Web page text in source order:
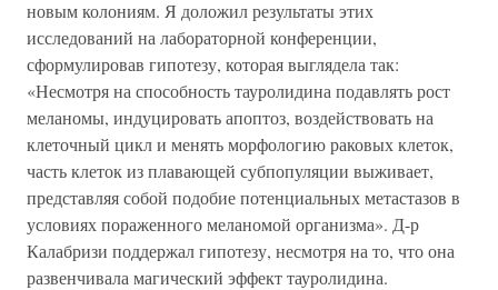
новым колониям. Я доложил результаты этих
исследований на лабораторной конференции,
сформулировав гипотезу, которая выглядела так:
«Несмотря на способность тауролидина подавлять рост
меланомы, индуцировать апоптоз, воздействовать на
клеточный цикл и менять морфологию раковых клеток,
часть клеток из плавающей субпопуляции выживает,
представляя собой подобие потенциальных метастазов в
условиях пораженного меланомой организма». Д-р
Калабризи поддержал гипотезу, несмотря на то, что она
развенчивала магический эффект тауролидина.